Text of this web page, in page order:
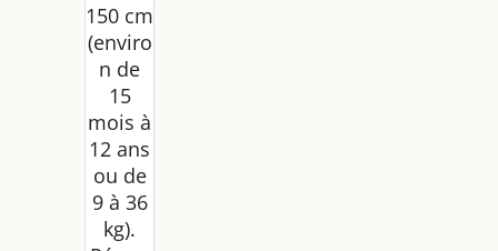
ble, 11
niveau
x de
réglag
e,
Harnai
s de
sécurit
é 5
points,
150 cm
(enviro
n de
15
mois à
12 ans
ou de
9 à 36
kg).